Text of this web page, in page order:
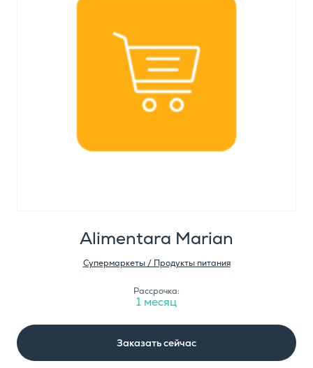
Alimentara Marian
Супермаркеты / Продукты питания
Рассрочка:
1 месяц
Заказать сейчас